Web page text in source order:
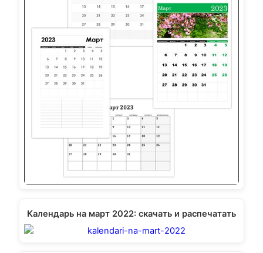
Календарь на март 2022: скачать и распечатать